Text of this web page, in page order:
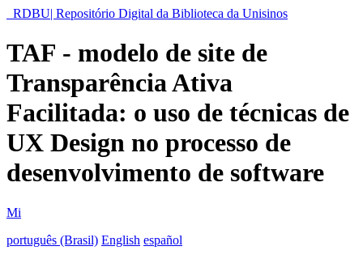
RDBU| Repositório Digital da Biblioteca da Unisinos
TAF - modelo de site de
Transparência Ativa
Facilitada: o uso de técnicas de
UX Design no processo de
desenvolvimento de software
Mi
português (Brasil) English español